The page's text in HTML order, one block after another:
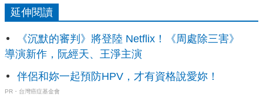
延伸閱讀
《沉默的審判》將登陸 Netflix！《周處除三害》
導演新作，阮經天、王淨主演
伴侶和妳一起預防HPV，才有資格說愛妳！
PR・台灣癌症基金會